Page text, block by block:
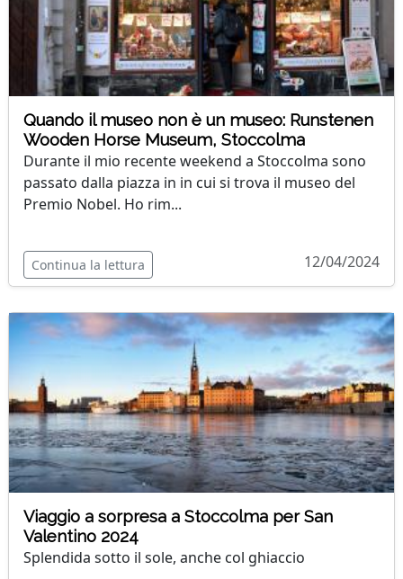
Quando il museo non è un museo: Runstenen
Wooden Horse Museum, Stoccolma
Durante il mio recente weekend a Stoccolma sono
passato dalla piazza in in cui si trova il museo del
Premio Nobel. Ho rim...
Continua la lettura 12/04/2024
Viaggio a sorpresa a Stoccolma per San
Valentino 2024
Splendida sotto il sole, anche col ghiaccio